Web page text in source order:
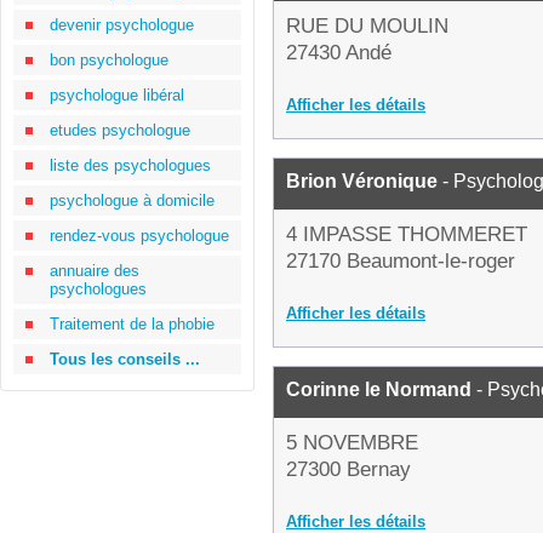
devenir psychologue
bon psychologue
psychologue libéral
etudes psychologue
liste des psychologues
psychologue à domicile
rendez-vous psychologue
annuaire des
psychologues
Traitement de la phobie
Tous les conseils ...
RUE DU MOULIN
27430 Andé
Afficher les détails
Brion Véronique -
4 IMPASSE THOMMERET
27170 Beaumont-le-roger
Afficher les détails
Corinne le Normand -
5 NOVEMBRE
27300 Bernay
Afficher les détails